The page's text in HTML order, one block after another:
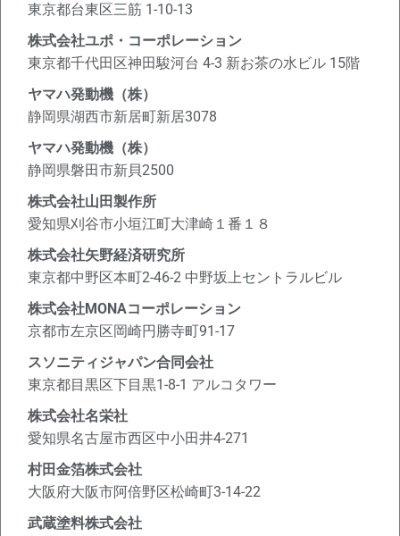
東京都台東区三筋 1-10-13
株式会社ユポ・コーポレーション
東京都千代田区神田駿河台 4-3 新お茶の水ビル 15階
ヤマハ発動機（株）
静岡県湖西市新居町新居3078
ヤマハ発動機（株）
静岡県磐田市新貝2500
株式会社山田製作所
愛知県刈谷市小垣江町大津崎１番１８
株式会社矢野経済研究所
東京都中野区本町2-46-2 中野坂上セントラルビル
株式会社MONAコーポレーション
京都市左京区岡崎円勝寺町91-17
スソニティジャパン合同会社
東京都目黒区下目黒1-8-1 アルコタワー
株式会社名栄社
愛知県名古屋市西区中小田井4-271
村田金箔株式会社
大阪府大阪市阿倍野区松崎町3-14-22
武蔵塗料株式会社